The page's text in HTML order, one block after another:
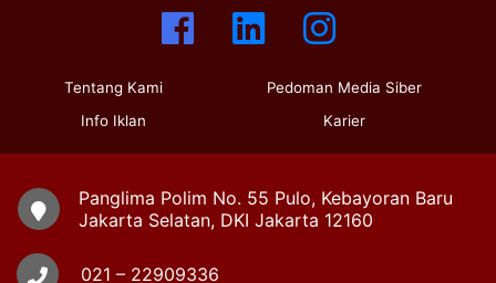
Tentang Kami
Info Iklan
Pedoman Media Siber
Karier
Panglima Polim No. 55 Pulo, Kebayoran Baru
Jakarta Selatan, DKI Jakarta 12160
021 – 22909336